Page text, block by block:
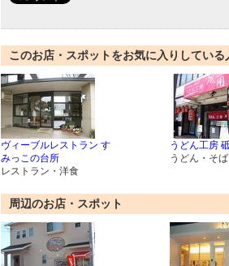
このお店・スポットをお気に入りしてい
ヴィーブルレストラン す
みっこの台所
レストラン・洋食
うどん工房
うどん・そば
周辺のお店・スポット